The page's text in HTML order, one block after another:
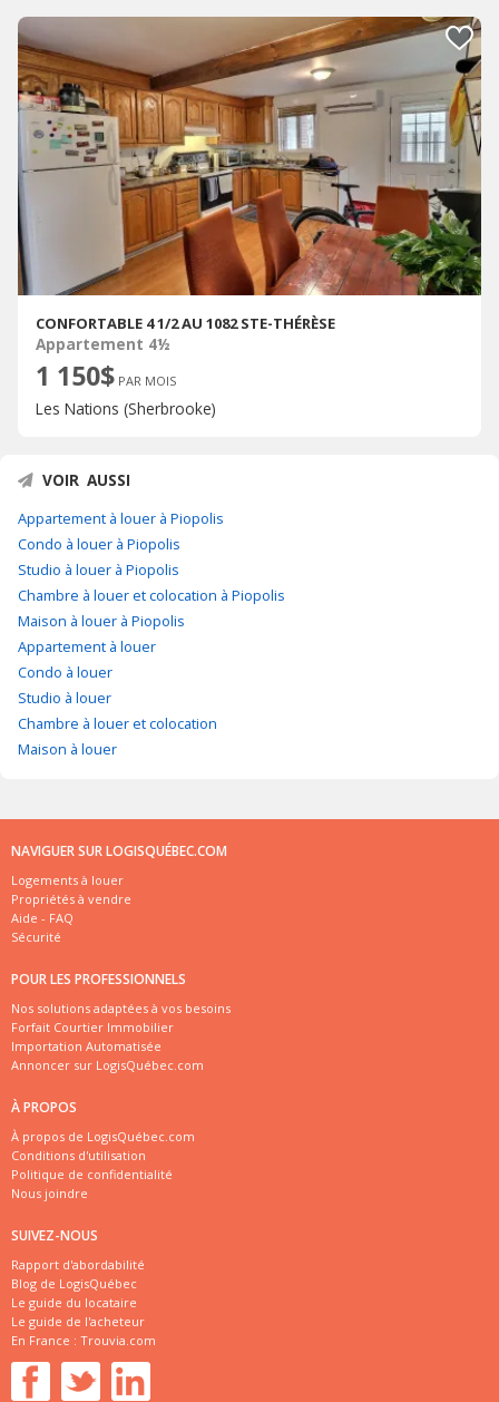
CONFORTABLE 4 1/2 AU 1082 STE-THÉRÈSE
Appartement 4½
1 150$ PAR MOIS
Les Nations (Sherbrooke)
VOIR AUSSI
Appartement à louer à Piopolis
Condo à louer à Piopolis
Studio à louer à Piopolis
Chambre à louer et colocation à Piopolis
Maison à louer à Piopolis
Appartement à louer
Condo à louer
Studio à louer
Chambre à louer et colocation
Maison à louer
NAVIGUER SUR LOGISQUÉBEC.COM
Logements à louer
Propriétés à vendre
Aide - FAQ
Sécurité
POUR LES PROFESSIONNELS
Nos solutions adaptées à vos besoins
Forfait Courtier Immobilier
Importation Automatisée
Annoncer sur LogisQuébec.com
À PROPOS
À propos de LogisQuébec.com
Conditions d'utilisation
Politique de confidentialité
Nous joindre
SUIVEZ-NOUS
Rapport d'abordabilité
Blog de LogisQuébec
Le guide du locataire
Le guide de l'acheteur
En France : Trouvia.com